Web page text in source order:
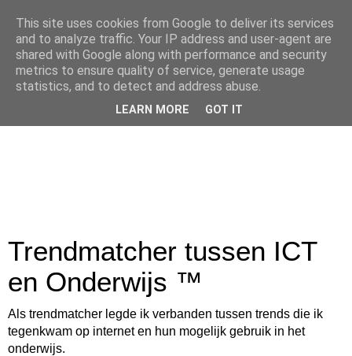
Trendmatcher tussen ICT
en Onderwijs ™
Als trendmatcher legde ik verbanden tussen trends die ik
tegenkwam op internet en hun mogelijk gebruik in het
onderwijs.
This site uses cookies from Google to deliver its services
and to analyze traffic. Your IP address and user-agent are
shared with Google along with performance and security
metrics to ensure quality of service, generate usage
statistics, and to detect and address abuse.
LEARN MORE GOT IT